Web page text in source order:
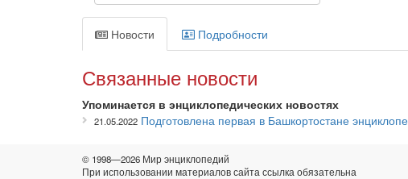
Новости Подробности
Связанные новости
Упоминается в энциклопедических новостях
21.05.2022 Подготовлена первая в Башкортостане
© 1998—2026 Мир энциклопедий
При использовании материалов сайта ссылка обязательна